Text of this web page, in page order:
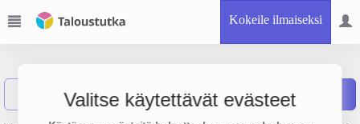
Kokeile ilmaiseksi
Valitse käytettävät evästeet
Näytä haku Kesla Oyj Raportit